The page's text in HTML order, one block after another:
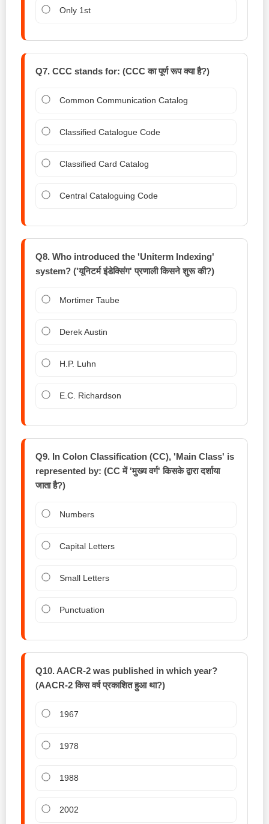
Only 1st
Q7. CCC stands for: (CCC का पूर्ण रूप क्या है?)
Common Communication Catalog
Classified Catalogue Code
Classified Card Catalog
Central Cataloguing Code
Q8. Who introduced the 'Uniterm Indexing'
system? ('यूनिटर्म इंडेक्सिंग' प्रणाली किसने शुरू की?)
Mortimer Taube
Derek Austin
H.P. Luhn
E.C. Richardson
Q9. In Colon Classification (CC), 'Main Class' is
represented by: (CC में 'मुख्य वर्ग' किसके द्वारा दर्शाया
जाता है?)
Numbers
Capital Letters
Small Letters
Punctuation
Q10. AACR-2 was published in which year?
(AACR-2 किस वर्ष प्रकाशित हुआ था?)
1967
1978
1988
2002